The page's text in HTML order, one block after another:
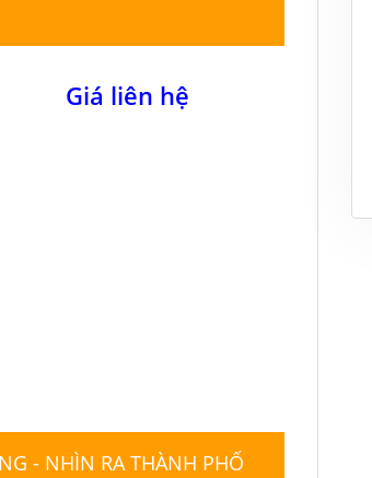
Giá liên hệ
- NHÌN RA THÀNH PHỐ